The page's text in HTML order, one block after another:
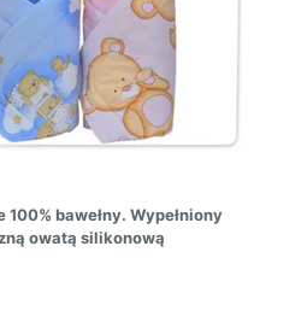
bawełny. Wypełniony
owatą silikonową